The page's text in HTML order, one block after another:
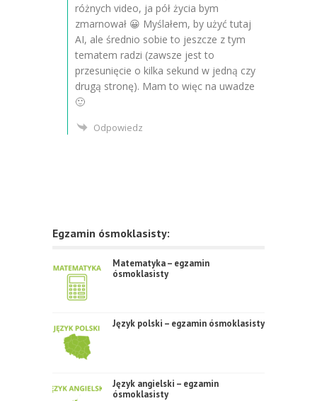
różnych video, ja pół życia bym
zmarnował 😀 Myślałem, by użyć tutaj
AI, ale średnio sobie to jeszcze z tym
tematem radzi (zawsze jest to
przesunięcie o kilka sekund w jedną czy
drugą stronę). Mam to więc na uwadze
🙂
Odpowiedz
Egzamin ósmoklasisty:
Matematyka – egzamin
ósmoklasisty
Język polski – egzamin ósmoklasisty
Język angielski – egzamin
ósmoklasisty